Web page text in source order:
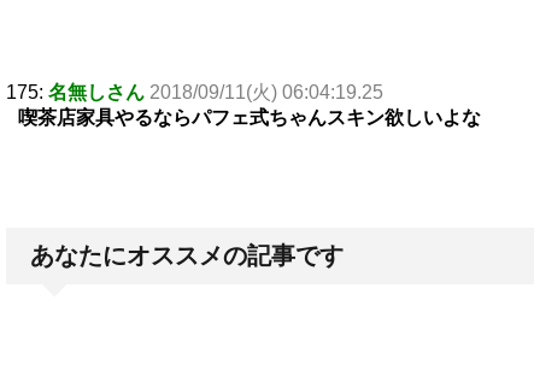
175: 名無しさん 2018/09/11(火) 06:04:19.25
喫茶店家具やるならパフェ式ちゃんスキン欲しいよな
あなたにオススメの記事です